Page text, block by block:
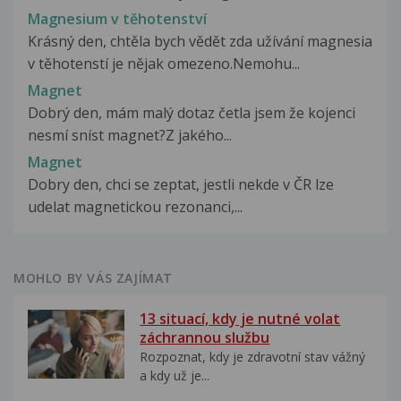
Magnesium v těhotenství
Krásný den, chtěla bych vědět zda užívání magnesia
v těhotenstí je nějak omezeno.Nemohu...
Magnet
Dobrý den, mám malý dotaz četla jsem že kojenci
nesmí sníst magnet?Z jakého...
Magnet
Dobry den, chci se zeptat, jestli nekde v ČR lze
udelat magnetickou rezonanci,...
MOHLO BY VÁS ZAJÍMAT
13 situací, kdy je nutné volat
záchrannou službu
Rozpoznat, kdy je zdravotní stav vážný
a kdy už je...